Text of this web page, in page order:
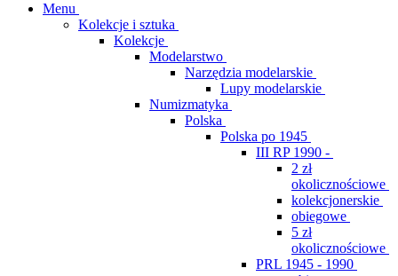
Menu
Kolekcje i sztuka
Kolekcje
Modelarstwo
Narzędzia modelarskie
Lupy modelarskie
Numizmatyka
Polska
Polska po 1945
III RP 1990 -
2 zł
okolicznościowe
kolekcjonerskie
obiegowe
5 zł
okolicznościowe
PRL 1945 - 1990